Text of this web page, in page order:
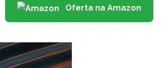
Oferta na Amazon